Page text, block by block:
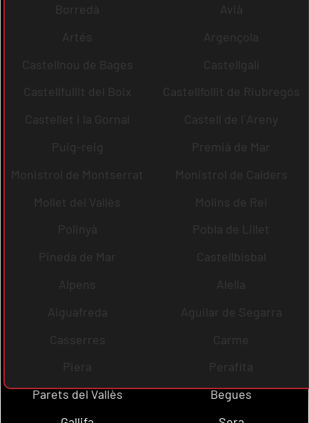
Borredà
Avià
Artés
Argençola
Castellnou de Bages
Castellgalí
Castellfullit del Boix
Castellfollit de Riubregós
Castellet i la Gornal
Castell de l´Areny
Puig-reig
Premià de Mar
Monistrol de Montserrat
Monistrol de Calders
Mollet del Vallès
Molins de Rei
Polinyà
Pobla de Lillet
Pineda de Mar
Castellbisbal
Alpens
Alella
Aiguafreda
Aguilar de Segarra
Casserres
Carme
Piera
Perafita
Parets del Vallès
Begues